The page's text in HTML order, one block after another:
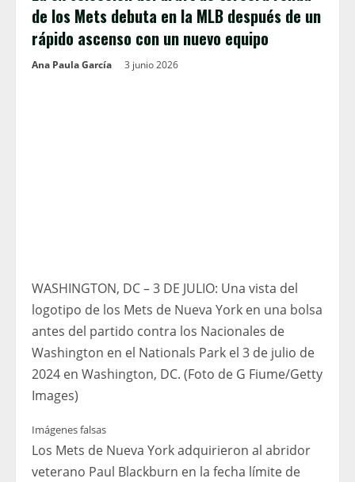
de los Mets debuta en la MLB después de un
rápido ascenso con un nuevo equipo
Ana Paula García 3 junio 2026
WASHINGTON, DC – 3 DE JULIO: Una vista del
logotipo de los Mets de Nueva York en una bolsa
antes del partido contra los Nacionales de
Washington en el Nationals Park el 3 de julio de
2024 en Washington, DC. (Foto de G Fiume/Getty
Images)
Imágenes falsas
Los Mets de Nueva York adquirieron al abridor
veterano Paul Blackburn en la fecha límite de